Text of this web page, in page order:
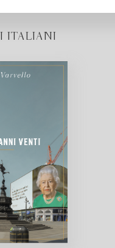
ITALIANI